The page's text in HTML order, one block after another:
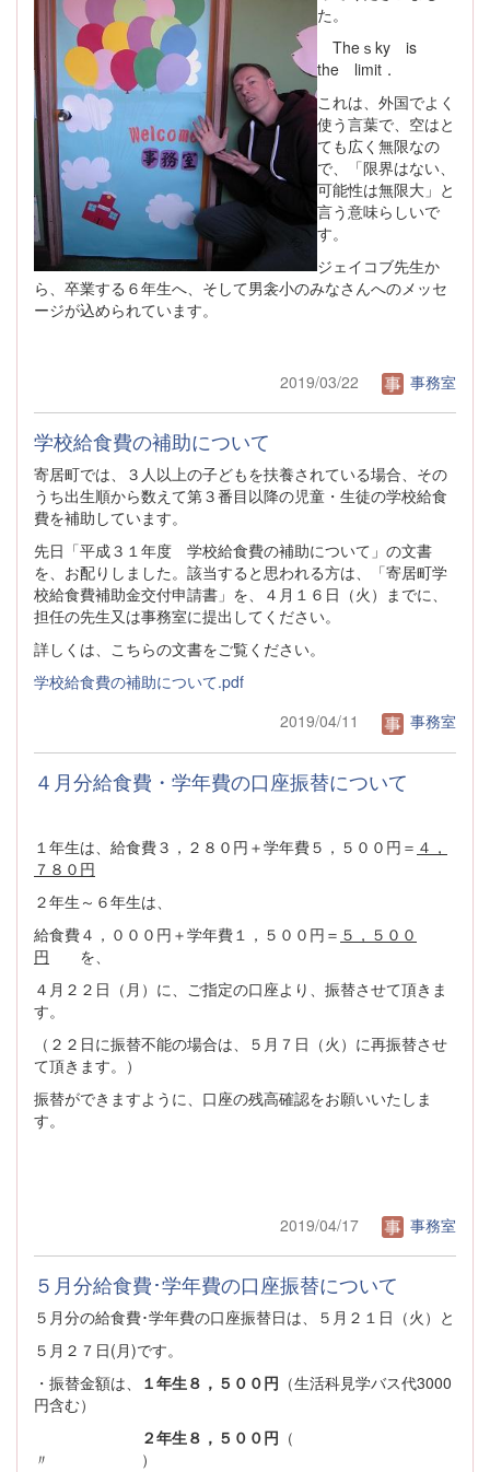
た。
Theｓky is
the limit．
これは、外国でよく
使う言葉で、空はと
ても広く無限なの
で、「限界はない、
可能性は無限大」と
言う意味らしいで
す。
ジェイコブ先生か
ら、卒業する６年生へ、そして男衾小のみなさんへのメッセ
ージが込められています。
2019/03/22 事務室
学校給食費の補助について
寄居町では、３人以上の子どもを扶養されている場合、その
うち出生順から数えて第３番目以降の児童・生徒の学校給食
費を補助しています。
先日「平成３１年度 学校給食費の補助について」の文書
を、お配りしました。該当すると思われる方は、「寄居町学
校給食費補助金交付申請書」を、４月１６日（火）までに、
担任の先生又は事務室に提出してください。
詳しくは、こちらの文書をご覧ください。
学校給食費の補助について.pdf
2019/04/11
事務室
４月分給食費・学年費の口座振替について
１年生は、給食費３，２８０円＋学年費５，５００円＝ ４，
７８０円
２年生～６年生は、
給食費４，０００円＋学年費１，５００円＝ ５，５００
円 を、
４月２２日（月）に、ご指定の口座より、振替させて頂きま
す。
（２２日に振替不能の場合は、５月７日（火）に再振替させ
て頂きます。）
振替ができますように、口座の残高確認をお願いいたしま
す。
2019/04/17 事務室
５月分給食費･学年費の口座振替について
５月分の給食費･学年費の口座振替日は、５月２１日（火）と
５月２７日(月)です。
・振替金額は、
１年生８，５００円 （生活科見学バス代3000
円含む）
２年生８，５００円 （
〃 ）